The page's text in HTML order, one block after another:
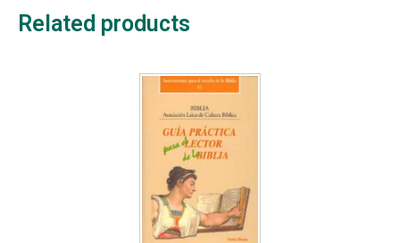
Related products